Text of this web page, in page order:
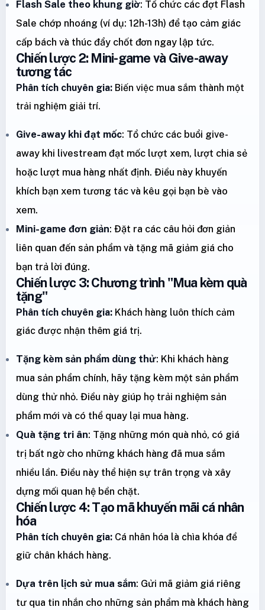
Flash Sale theo khung giờ: Tổ chức các đợt Flash
Sale chớp nhoáng (ví dụ: 12h-13h) để tạo cảm giác
cấp bách và thúc đẩy chốt đơn ngay lập tức.
Chiến lược 2: Mini-game và Give-away
tương tác
Phân tích chuyên gia: Biến việc mua sắm thành một
trải nghiệm giải trí.
Give-away khi đạt mốc: Tổ chức các buổi give-
away khi livestream đạt mốc lượt xem, lượt chia sẻ
hoặc lượt mua hàng nhất định. Điều này khuyến
khích bạn xem tương tác và kêu gọi bạn bè vào
xem.
Mini-game đơn giản: Đặt ra các câu hỏi đơn giản
liên quan đến sản phẩm và tặng mã giảm giá cho
bạn trả lời đúng.
Chiến lược 3: Chương trình "Mua kèm quà
tặng"
Phân tích chuyên gia: Khách hàng luôn thích cảm
giác được nhận thêm giá trị.
Tặng kèm sản phẩm dùng thử: Khi khách hàng
mua sản phẩm chính, hãy tặng kèm một sản phẩm
dùng thử nhỏ. Điều này giúp họ trải nghiệm sản
phẩm mới và có thể quay lại mua hàng.
Quà tặng tri ân: Tặng những món quà nhỏ, có giá
trị bất ngờ cho những khách hàng đã mua sắm
nhiều lần. Điều này thể hiện sự trân trọng và xây
dựng mối quan hệ bền chặt.
Chiến lược 4: Tạo mã khuyến mãi cá nhân
hóa
Phân tích chuyên gia: Cá nhân hóa là chìa khóa để
giữ chân khách hàng.
Dựa trên lịch sử mua sắm: Gửi mã giảm giá riêng
tư qua tin nhắn cho những sản phẩm mà khách hàng